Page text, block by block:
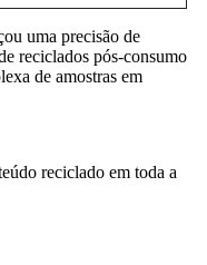
uma precisão de
reciclados pós-consumo
de amostras em
reciclado em toda a